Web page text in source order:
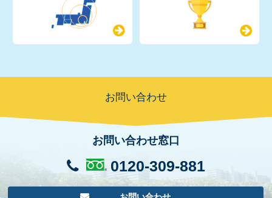
お問い合わせ
お問い合わせ窓口
0120-309-881